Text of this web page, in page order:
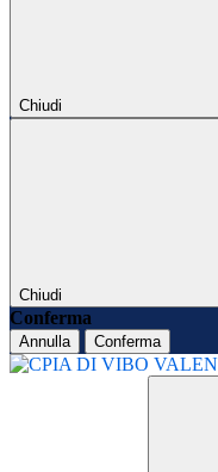
Chiudi
Chiudi
Conferma
Annulla Conferma